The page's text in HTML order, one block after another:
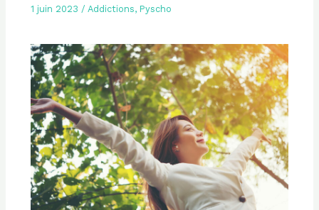
1 juin 2023 / Addictions, Pyscho